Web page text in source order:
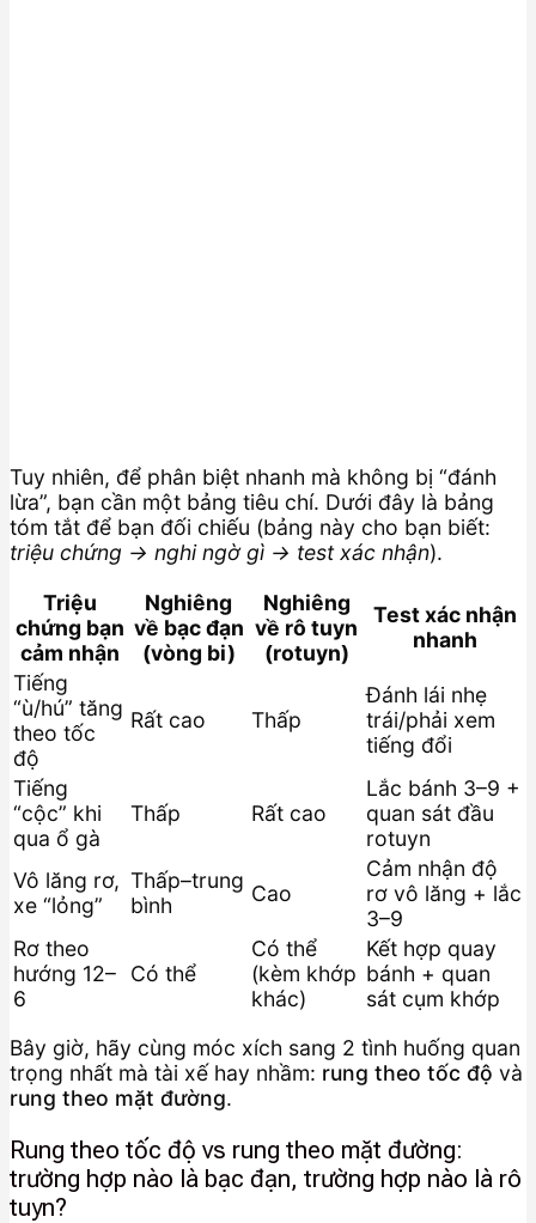
Tuy nhiên, để phân biệt nhanh mà không bị “đánh
lừa”, bạn cần một bảng tiêu chí. Dưới đây là bảng
tóm tắt để bạn đối chiếu (bảng này cho bạn biết:
triệu chứng → nghi ngờ gì → test xác nhận).
Triệu
chứng bạn
cảm nhận
Nghiêng
về bạc đạn
(vòng bi)
Nghiêng
về rô tuyn
(rotuyn)
Test xác nhận
nhanh
Tiếng
“ù/hú” tăng
theo tốc
độ
Rất cao Thấp
Đánh lái nhẹ
trái/phải xem
tiếng đổi
Tiếng
“cộc” khi
qua ổ gà
Thấp Rất cao
Lắc bánh 3–9 +
quan sát đầu
rotuyn
Vô lăng rơ,
xe “lỏng”
Thấp–trung
bình
Cao
Cảm nhận độ
rơ vô lăng + lắc
3–9
Rơ theo
hướng 12–
6
Có thể
Có thể
(kèm khớp
khác)
Kết hợp quay
bánh + quan
sát cụm khớp
Bây giờ, hãy cùng móc xích sang 2 tình huống quan
trọng nhất mà tài xế hay nhầm: rung theo tốc độ và
rung theo mặt đường.
Rung theo tốc độ vs rung theo mặt đường:
trường hợp nào là bạc đạn, trường hợp nào là rô
tuyn?